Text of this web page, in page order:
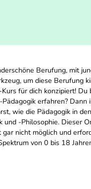
Berufung, mit
um diese Berufung
für dich konzipiert!
erfahren?
wie die Pädagogik in
-Philosophie. Dieser
nicht möglich und
von 0 bis 18